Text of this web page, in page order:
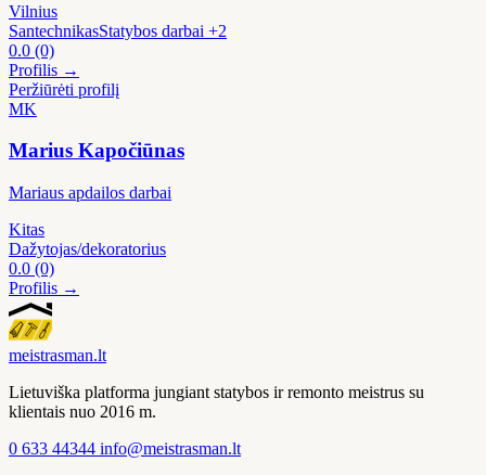
Vilnius
SantechnikasStatybos darbai +2
0.0 (0)
Profilis →
Peržiūrėti profilį
MK
Marius Kapočiūnas
Mariaus apdailos darbai
Kitas
Dažytojas/dekoratorius
0.0 (0)
Profilis →
meistrasman.lt
Lietuviška platforma jungiant statybos ir remonto meistrus su
klientais nuo 2016 m.
0 633 44344 info@meistrasman.lt